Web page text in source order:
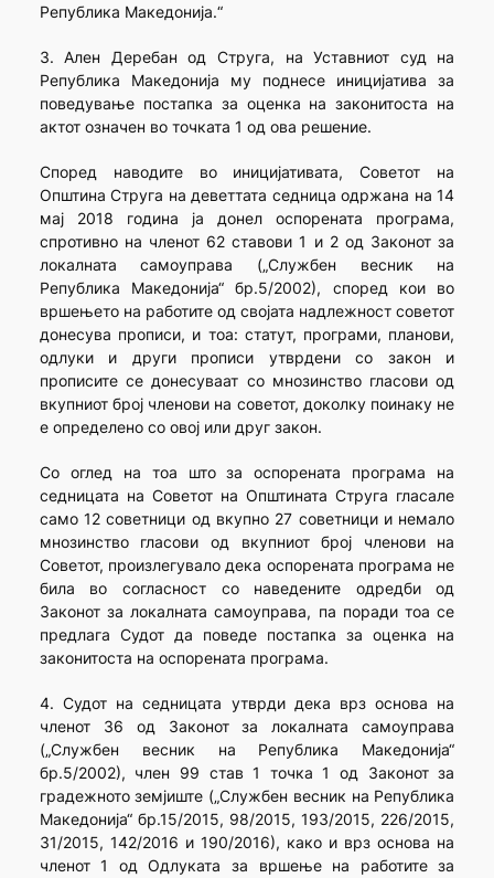
Република Македонија.“
3. Ален Деребан од Струга, на Уставниот суд на
Република Македонија му поднесе иницијатива за
поведување постапка за оценка на законитоста на
актот означен во точката 1 од ова решение.
Според наводите во иницијативата, Советот на
Општина Струга на деветтата седница одржана на 14
мај 2018 година ја донел оспорената програма,
спротивно на членот 62 ставови 1 и 2 од Законот за
локалната самоуправа („Службен весник на
Република Македонија“ бр.5/2002), според кои во
вршењето на работите од својата надлежност советот
донесува прописи, и тоа: статут, програми, планови,
одлуки и други прописи утврдени со закон и
прописите се донесуваат со мнозинство гласови од
вкупниот број членови на советот, доколку поинаку не
е определено со овој или друг закон.
Со оглед на тоа што за оспорената програма на
седницата на Советот на Општината Струга гласале
само 12 советници од вкупно 27 советници и немало
мнозинство гласови од вкупниот број членови на
Советот, произлегувало дека оспорената програма не
била во согласност со наведените одредби од
Законот за локалната самоуправа, па поради тоа се
предлага Судот да поведе постапка за оценка на
законитоста на оспорената програма.
4. Судот на седницата утврди дека врз основа на
членот 36 од Законот за локалната самоуправа
(„Службен весник на Република Македонија“
бр.5/2002), член 99 став 1 точка 1 од Законот за
градежното земјиште („Службен весник на Република
Македонија“ бр.15/2015, 98/2015, 193/2015, 226/2015,
31/2015, 142/2016 и 190/2016), како и врз основа на
членот 1 од Одлуката за вршење на работите за